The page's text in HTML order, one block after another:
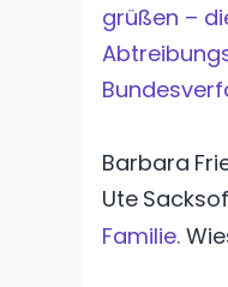
grüßen –
Barbara
Ute
Familie.